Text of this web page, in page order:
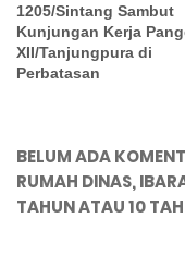
1205/Sintang Sambut
Kunjungan Kerja
XII/Tanjungpura di
Perbatasan
BELUM ADA
RUMAH DINAS,
TAHUN ATAU 10